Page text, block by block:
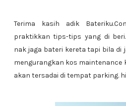
Terima kasih adik
praktikkan tips-tips yang di
nak jaga bateri kereta tapi bila di
mengurangkan kos maintenance
akan tersadai di tempat parking.